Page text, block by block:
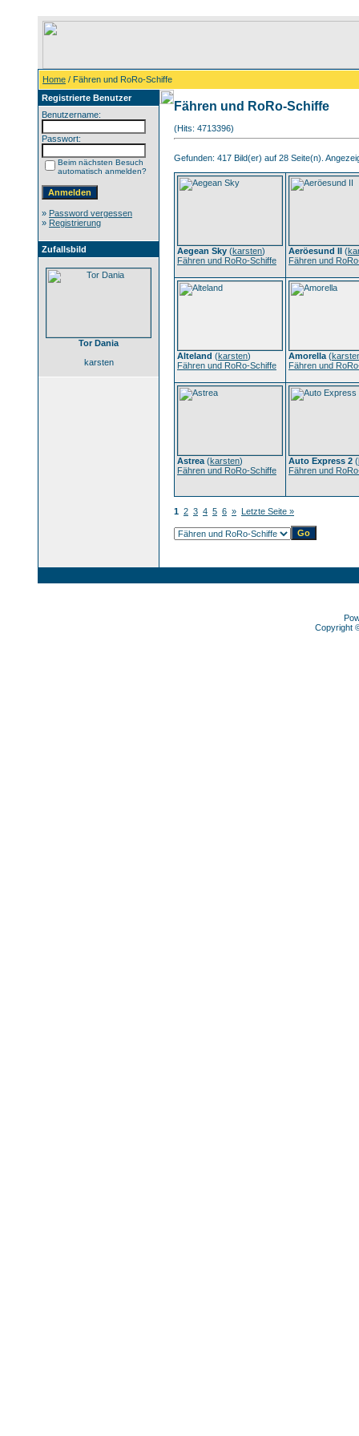
Home / Fähren und RoRo-Schiffe
Registrierte Benutzer
Benutzername:
Passwort:
Beim nächsten Besuch
automatisch anmelden?
» Password vergessen
» Registrierung
Zufallsbild
Tor Dania
karsten
Fähren und RoRo-Schiffe
(Hits: 4713396)
Gefunden: 417 Bild(er) auf 28 Seite(n).
Aegean Sky (karsten)
Fähren und RoRo-Schiffe
Aeröesund II (
Fähren und
Alteland (karsten)
Fähren und RoRo-Schiffe
Amorella (
Fähren und
Astrea (karsten)
Fähren und RoRo-Schiffe
Auto Express 2 (
Fähren und
1 2 3 4 5 6 » Letzte Seite »
Copyright